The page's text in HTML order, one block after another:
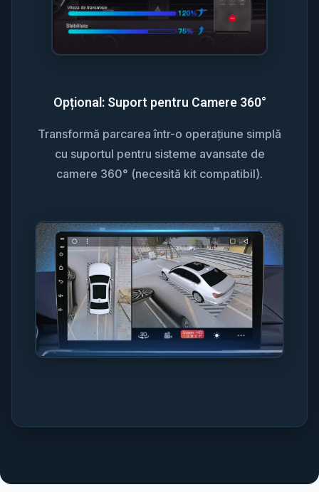
Opțional: Suport pentru Camere 360°
Transformă parcarea într-o operațiune simplă
cu suportul pentru sisteme avansate de
camere 360° (necesită kit compatibil).